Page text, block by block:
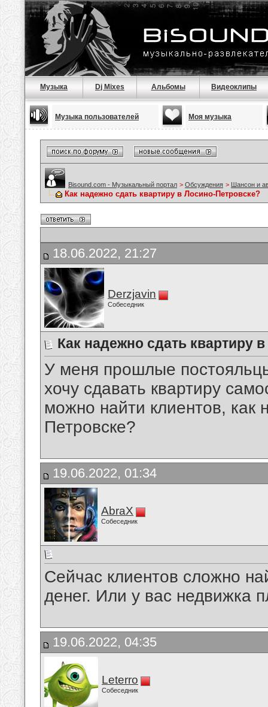
Музыка Dj Mixes Альбомы Видеоклипы
Музыка пользователей Моя музыка
Bisound.com - Музыкальный портал > Обсуждения > Шансон и
Как надежно сдать квартиру в Лосино-Петровске?
18.06.2022, 21:27
Derzjavin
Собеседник
Как надежно сдать квартиру
У меня прошлые
хочу сдавать квартиру
можно найти клиентов, как
Петровске?
19.06.2022, 01:34
AbraX
Собеседник
Сейчас клиентов сложно
денег. Или у вас недвижка
19.06.2022, 04:35
Leterro
Собеседник